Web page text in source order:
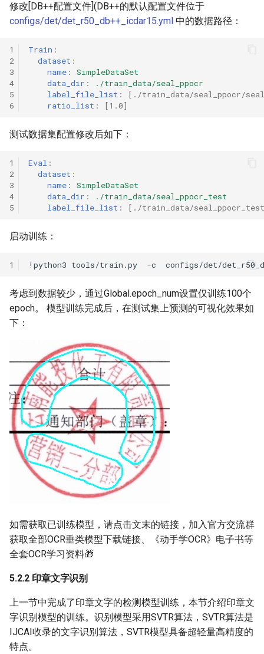
修改[DB++配置文件](DB++的默认配置文件位于
configs/det/det_r50_db++_icdar15.yml 中的数据路径：
1
2
3
4
5
6
Train :
dataset :
name :
SimpleDataSet
data_dir :
./train_data/seal_ppocr
label_file_list : [ ./train_data/seal_ppocr/
ratio_list : [1.0]
测试数据集配置修改后如下：
1
2
3
4
5
Eval :
dataset :
name :
SimpleDataSet
data_dir :
./train_data/seal_ppocr_test
label_file_list : [ ./train_data/
启动训练：
1 !python3 tools/train.py -c configs/det/
考虑到数据较少，通过Global.epoch_num设置仅训练100个
epoch。 模型训练完成后，在测试集上预测的可视化效果如
下：
如需获取已训练模型，请点击文末的链接，加入官方交流群
获取全部OCR垂类模型下载链接、《动手学OCR》电子书等
全套OCR学习资料🎁
5.2.2 印章文字识别
上一节中完成了印章文字的检测模型训练，本节介绍印章文
字识别模型的训练。识别模型采用SVTR算法，SVTR算法是
IJCAI收录的文字识别算法，SVTR模型具备超轻量高精度的
特点。